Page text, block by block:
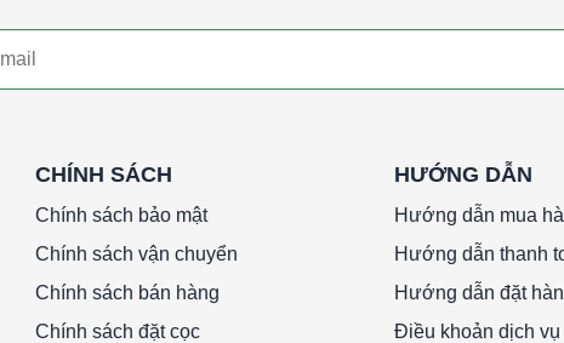
CHÍNH SÁCH
Chính sách bảo mật
Chính sách vận chuyển
Chính sách bán hàng
Chính sách đặt cọc
HƯỚNG DẪN
Hướng dẫn mua
Hướng dẫn thanh
Hướng dẫn đặt
Điều khoản dịch vụ